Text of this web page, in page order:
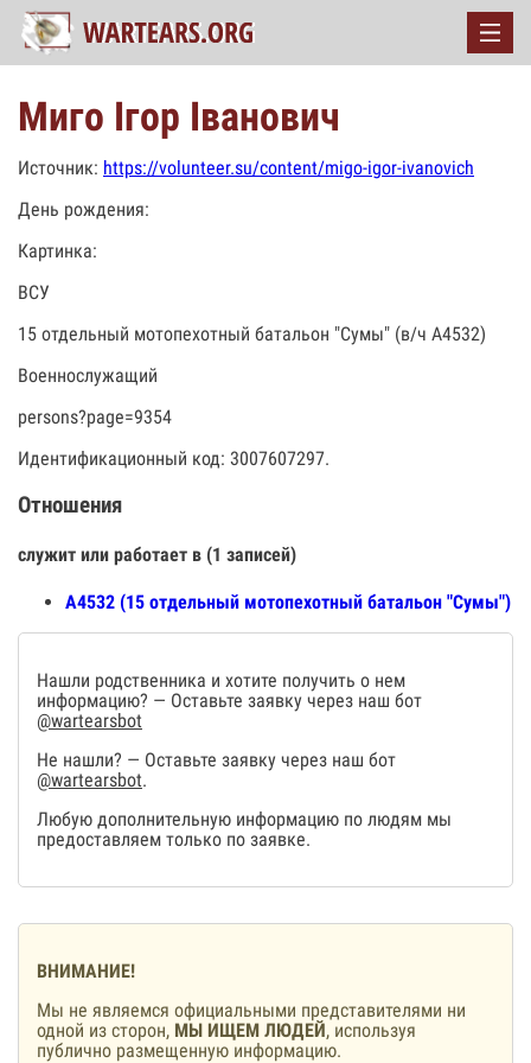
Миго Ігор Іванович
Источник: https://volunteer.su/content/migo-igor-ivanovich
День рождения:
Картинка:
ВСУ
15 отдельный мотопехотный батальон "Сумы" (в/ч А4532)
Военнослужащий
persons?page=9354
Идентификационный код: 3007607297.
Отношения
служит или работает в (1 записей)
А4532 (15 отдельный мотопехотный батальон "Сумы")
Нашли родственника и хотите получить о нем
информацию? — Оставьте заявку через наш бот
@wartearsbot
Не нашли? — Оставьте заявку через наш бот
@wartearsbot.
Любую дополнительную информацию по людям мы
предоставляем только по заявке.
ВНИМАНИЕ!
Мы не являемся официальными представителями ни
одной из сторон, МЫ ИЩЕМ ЛЮДЕЙ, используя
публично размещенную информацию.